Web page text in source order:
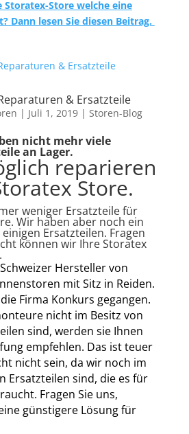
Storatex-Store welche eine
Dann lesen Sie diesen Beitrag.
& Ersatzteile
| Juli 1, 2019| Storen-Blog
nicht mehr viele
an Lager.
reparieren
Store.
weniger Ersatzteile für
Wir haben aber noch ein
Ersatzteilen. Fragen
können wir Ihre Storatex
Hersteller von
mit Sitz in Reiden.
Firma Konkurs gegangen.
nicht im Besitz von
sind, werden sie Ihnen
empfehlen. Das ist teuer
nicht sein, da wir noch im
Ersatzteilen sind, die es für
Fragen Sie uns,
günstigere Lösung für